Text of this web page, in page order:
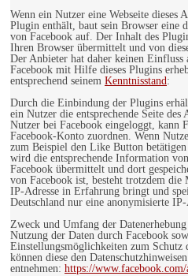
Wenn ein Nutzer eine Webseite dieses
Plugin enthält, baut sein Browser eine
von Facebook auf. Der Inhalt des
Ihren Browser übermittelt und von
Der Anbieter hat daher keinen
Facebook mit Hilfe dieses Plugins
entsprechend seinem Kenntnisstand:
Durch die Einbindung der Plugins
ein Nutzer die entsprechende Seite
Nutzer bei Facebook eingeloggt, kann
Facebook-Konto zuordnen. Wenn
zum Beispiel den Like Button
wird die entsprechende Information
Facebook übermittelt und dort
von Facebook ist, besteht trotzdem die
IP-Adresse in Erfahrung bringt und
Deutschland nur eine anonymisierte IP-
Zweck und Umfang der
Nutzung der Daten durch Facebook
Einstellungsmöglichkeiten zum Schutz
können diese den
entnehmen: https://